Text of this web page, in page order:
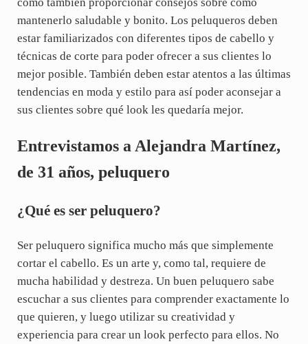
como también proporcionar consejos sobre cómo
mantenerlo saludable y bonito. Los peluqueros deben
estar familiarizados con diferentes tipos de cabello y
técnicas de corte para poder ofrecer a sus clientes lo
mejor posible. También deben estar atentos a las últimas
tendencias en moda y estilo para así poder aconsejar a
sus clientes sobre qué look les quedaría mejor.
Entrevistamos a Alejandra Martínez,
de 31 años, peluquero
¿Qué es ser peluquero?
Ser peluquero significa mucho más que simplemente
cortar el cabello. Es un arte y, como tal, requiere de
mucha habilidad y destreza. Un buen peluquero sabe
escuchar a sus clientes para comprender exactamente lo
que quieren, y luego utilizar su creatividad y
experiencia para crear un look perfecto para ellos. No